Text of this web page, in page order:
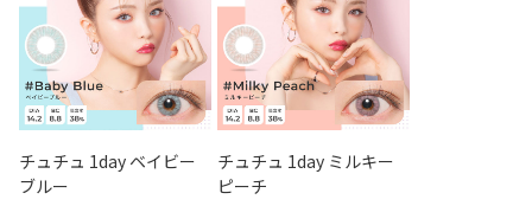
チュチュ 1day ベイビー
ブルー
チュチュ 1day ミルキー
ピーチ